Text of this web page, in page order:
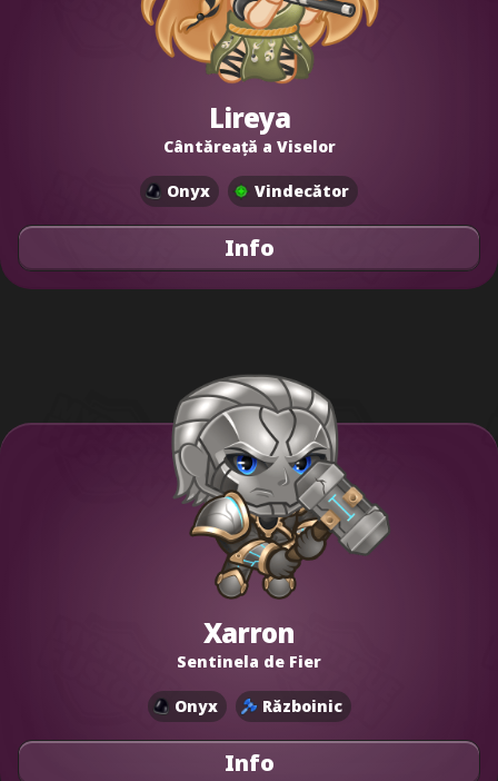
Lireya
Cântăreață a Viselor
Onyx Vindecător
Info
Xarron
Sentinela de Fier
Onyx Războinic
Info